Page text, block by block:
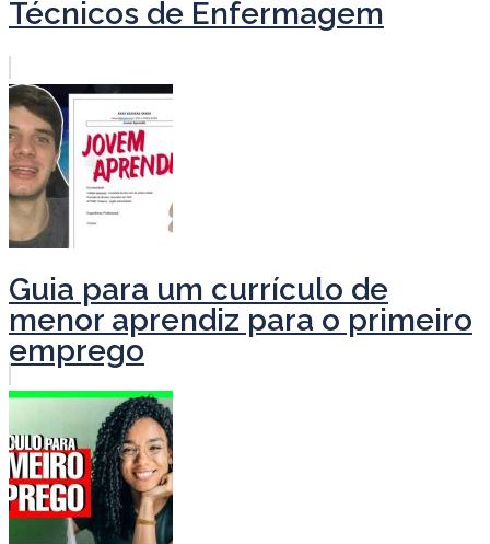
Técnicos de Enfermagem
Guia para um currículo de
menor aprendiz para o primeiro
emprego